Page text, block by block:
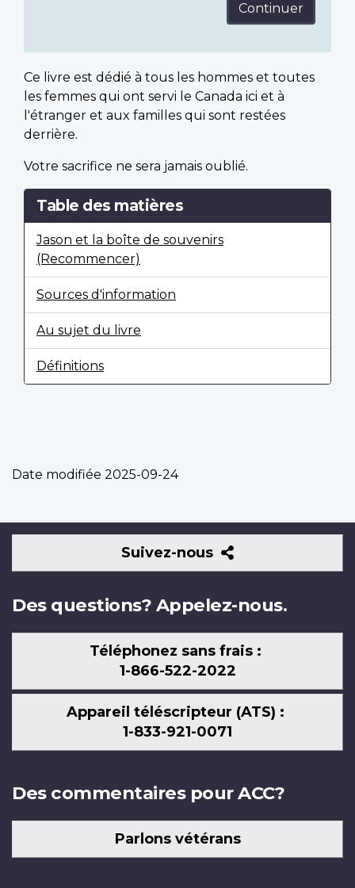
Continuer
Ce livre est dédié à tous les hommes et toutes
les femmes qui ont servi le Canada ici et à
l'étranger et aux familles qui sont restées
derrière.
Votre sacrifice ne sera jamais oublié.
Table des matières
Jason et la boîte de souvenirs
(Recommencer)
Sources d'information
Au sujet du livre
Définitions
Date modifiée 2025-09-24
Suivez-nous
Suivez-
nous
Des questions? Appelez-nous.
Téléphonez sans frais :
1-866-522-2022
Appareil téléscripteur (ATS) :
1-833-921-0071
Des commentaires pour ACC?
Parlons vétérans